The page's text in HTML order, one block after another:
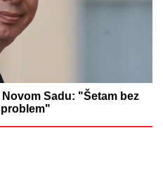
Sadu: "Šetam bez